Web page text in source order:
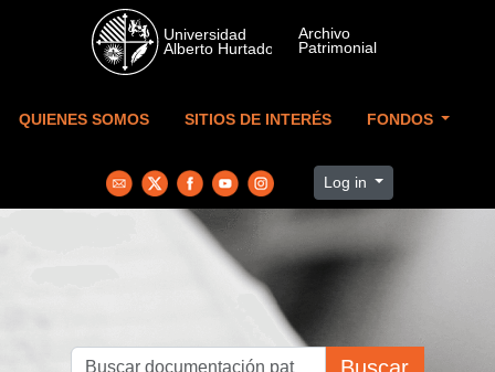
Skip to main content
QUIENES SOMOS SITIOS DE INTERÉS FONDOS
Log in